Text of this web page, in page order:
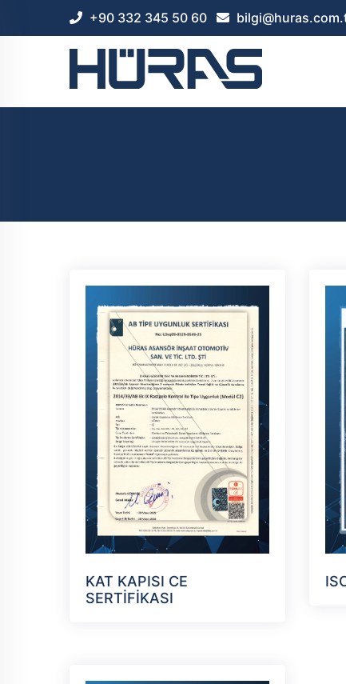
+90 332 345 50 60
KAT KAPISI CE
SERTİFİKASI